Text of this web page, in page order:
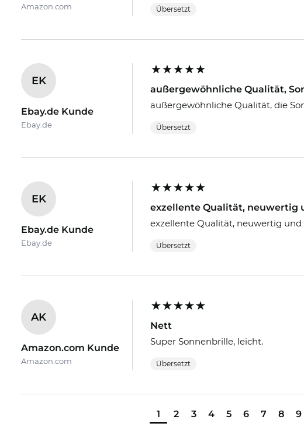
Amazon.com Übersetzt
EK
Ebay.de Kunde
Ebay.de
außergewöhnliche Qualität,
außergewöhnliche Qualität, die
Übersetzt
EK
Ebay.de Kunde
Ebay.de
exzellente Qualität, neuwertig
exzellente Qualität, neuwertig und
Übersetzt
AK
Amazon.com Kunde
Amazon.com
Nett
Super Sonnenbrille, leicht.
Übersetzt
1 2 3 4 5 6 7 8 9